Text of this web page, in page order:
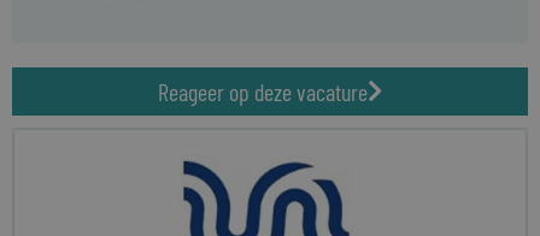
Reageer op deze vacature